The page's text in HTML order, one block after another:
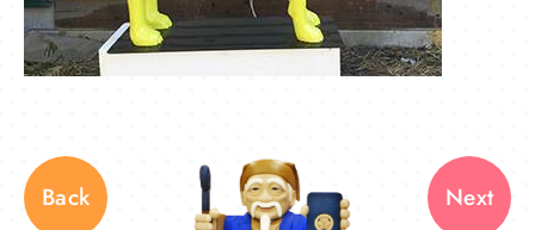
Back Next